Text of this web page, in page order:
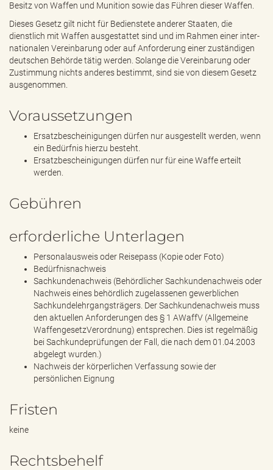
Besitz von Waffen und Munition sowie das Führen dieser Waffen.
Dieses Gesetz gilt nicht für Bedienstete anderer Staaten, die
dienstlich mit Waffen ausgestattet sind und im Rahmen einer inter-
nationalen Vereinbarung oder auf Anforderung einer zuständigen
deutschen Behörde tätig werden. Solange die Vereinbarung oder
Zustimmung nichts anderes bestimmt, sind sie von diesem Gesetz
ausgenommen.
Voraussetzungen
Ersatzbescheinigungen dürfen nur ausgestellt werden, wenn
ein Bedürfnis hierzu besteht.
Ersatzbescheinigungen dürfen nur für eine Waffe erteilt
werden.
Gebühren
erforderliche Unterlagen
Personalausweis oder Reisepass (Kopie oder Foto)
Bedürfnisnachweis
Sachkundenachweis (Behördlicher Sachkundenachweis oder
Nachweis eines behördlich zugelassenen gewerblichen
Sachkundelehrgangsträgers. Der Sachkundenachweis muss
den aktuellen Anforderungen des § 1 AWaffV (Allgemeine
WaffengesetzVerordnung) entsprechen. Dies ist regelmäßig
bei Sachkundeprüfungen der Fall, die nach dem 01.04.2003
abgelegt wurden.)
Nachweis der körperlichen Verfassung sowie der
persönlichen Eignung
Fristen
keine
Rechtsbehelf